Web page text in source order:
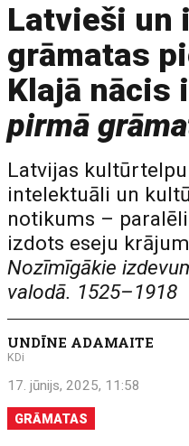
Latvieši un
grāmatas
Klajā nācis
pirmā
Latvijas
intelektuāli un
notikums –
izdots eseju
Nozīmīgākie
valodā. 1525–1918
UNDĪNE ADAMAITE
KDi
17. jūnijs, 2025, 11:58
GRĀMATAS